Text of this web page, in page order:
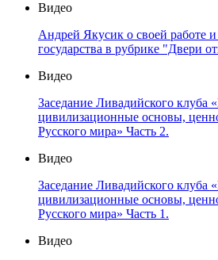
Видео
Андрей Якусик о своей работе
государства в рубрике "Двери
Видео
Заседание Ливадийского клуба
цивилизационные основы,
Русского мира» Часть 2.
Видео
Заседание Ливадийского клуба
цивилизационные основы,
Русского мира» Часть 1.
Видео